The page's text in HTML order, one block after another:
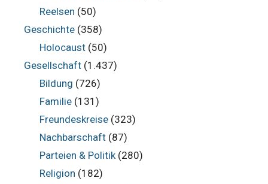
Reelsen (50)
Geschichte (358)
Holocaust(50)
Gesellschaft (1.437)
Bildung (726)
Familie(131)
Freundeskreise(323)
Nachbarschaft(87)
Parteien & Politik(280)
Religion (182)